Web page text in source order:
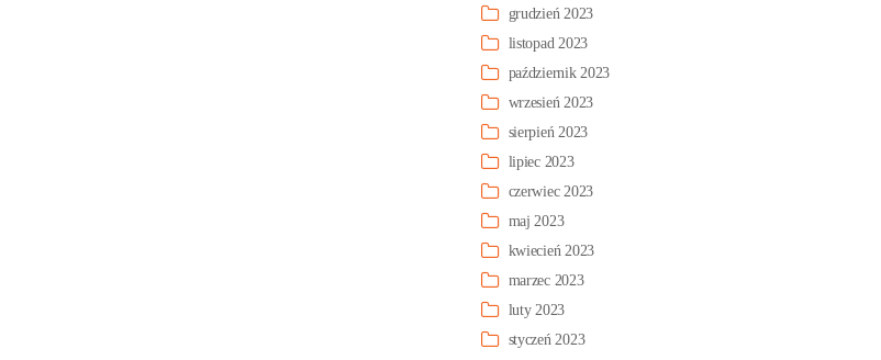
grudzień 2023
listopad 2023
październik 2023
wrzesień 2023
sierpień 2023
lipiec 2023
czerwiec 2023
maj 2023
kwiecień 2023
marzec 2023
luty 2023
styczeń 2023